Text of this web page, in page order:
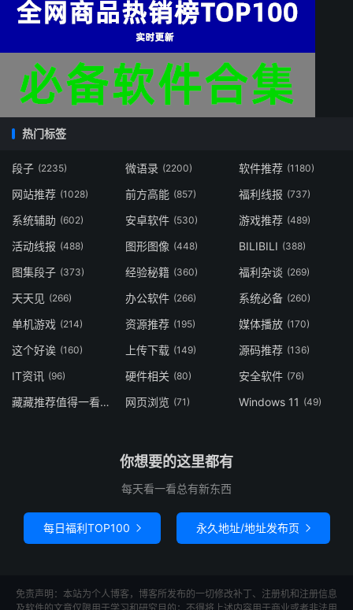
热门标签
段子 (2235) 微语录 (2200) 软件推荐 (1180)
网站推荐 (1028) 前方高能 (857) 福利线报 (737)
系统辅助 (602) 安卓软件 (530) 游戏推荐 (489)
活动线报 (488) 图形图像 (448) BILIBILI (388)
图集段子 (373) 经验秘籍 (360) 福利杂谈 (269)
天天见 (266) 办公软件 (266) 系统必备 (260)
单机游戏 (214) 资源推荐 (195) 媒体播放 (170)
这个好诶 (160) 上传下载 (149) 源码推荐 (136)
IT资讯 (96) 硬件相关 (80) 安全软件 (76)
藏藏推荐值得一看(73) 网页浏览 (71) Windows 11 (49)
你想要的这里都有
每天看一看总有新东西
每日福利TOP100  永久地址/地址发布页 
免责声明：本站为个人博客，博客所发布的一切修改补丁、注册机和注册信息